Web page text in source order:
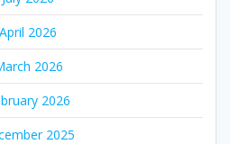
April 2026
2026
2026
2025